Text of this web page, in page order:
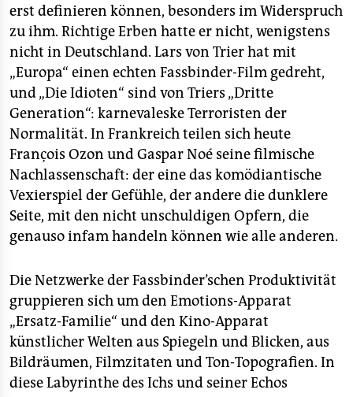
erst definieren können, besonders im Widerspruch
zu ihm. Richtige Erben hatte er nicht, wenigstens
nicht in Deutschland. Lars von Trier hat mit
„Europa“ einen echten Fassbinder-Film gedreht,
und „Die Idioten“ sind von Triers „Dritte
Generation“: karnevaleske Terroristen der
Normalität. In Frankreich teilen sich heute
François Ozon und Gaspar Noé seine filmische
Nachlassenschaft: der eine das komödiantische
Vexierspiel der Gefühle, der andere die dunklere
Seite, mit den nicht unschuldigen Opfern, die
genauso infam handeln können wie alle anderen.
Die Netzwerke der Fassbinder’schen Produktivität
gruppieren sich um den Emotions-Apparat
„Ersatz-Familie“ und den Kino-Apparat
künstlicher Welten aus Spiegeln und Blicken, aus
Bildräumen, Filmzitaten und Ton-Topografien. In
diese Labyrinthe des Ichs und seiner Echos